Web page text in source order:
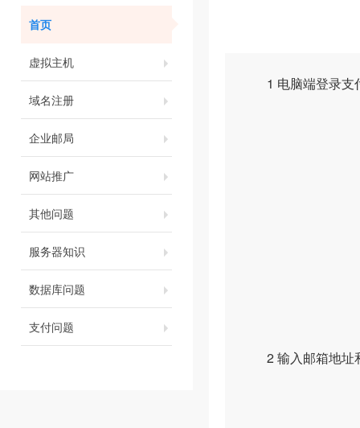
首页
虚拟主机
域名注册
企业邮局
网站推广
其他问题
服务器知识
数据库问题
支付问题
1 电脑端登录支
2 输入邮箱地址